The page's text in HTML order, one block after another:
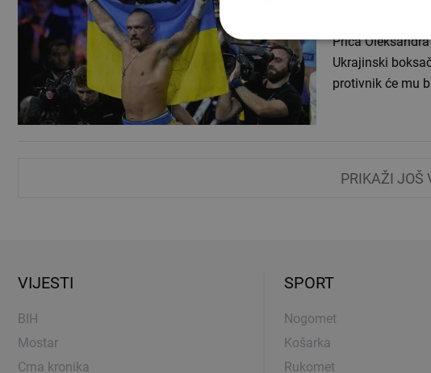
Priča
Ukrajinski
protivnik će mu
PRIKAŽI JOŠ
VIJESTI
BIH
Mostar
Crna kronika
SPORT
Nogomet
Košarka
Rukomet